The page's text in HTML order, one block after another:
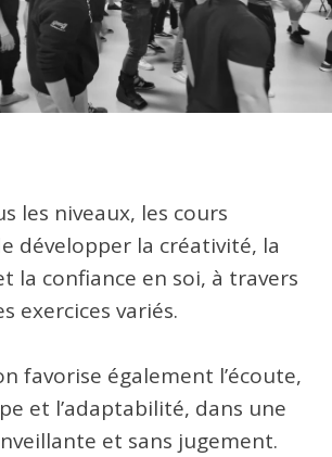
les niveaux, les cours
développer la créativité, la
la confiance en soi, à travers
exercices variés.
favorise également l’écoute,
et l’adaptabilité, dans une
et sans jugement.